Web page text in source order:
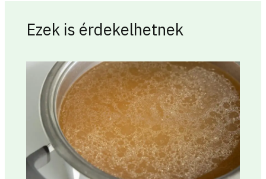
Ezek is érdekelhetnek